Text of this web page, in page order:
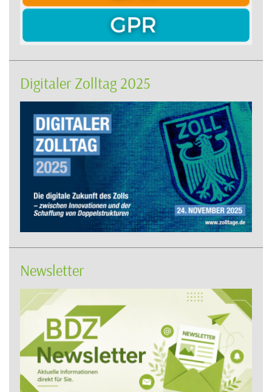
Digitaler Zolltag 2025
Newsletter